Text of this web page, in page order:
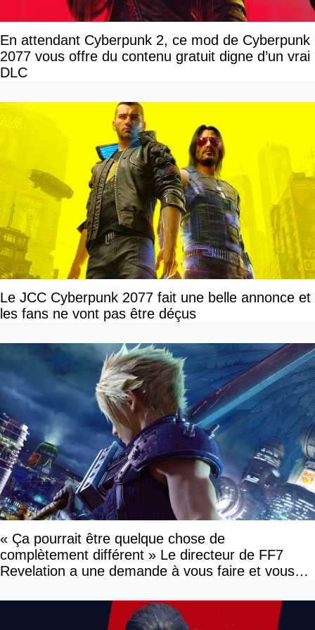
En attendant Cyberpunk 2, ce mod de Cyberpunk
2077 vous offre du contenu gratuit digne d’un vrai
DLC
Le JCC Cyberpunk 2077 fait une belle annonce et
les fans ne vont pas être déçus
« Ça pourrait être quelque chose de
complètement différent » Le directeur de FF7
Revelation a une demande à vous faire et vous